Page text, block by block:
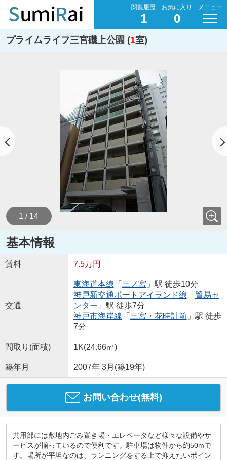
閲覧履歴
1
お気に入り
0
メニュー
プライムライフ三宮磯上公園 (1室)
1 / 14
基本情報
賃料 7.5万円
交通
東海道本線 「 三ノ宮 」駅 徒歩10分
神戸新交通ポートアイランド線 「 貿易セ
ンター 」駅 徒歩7分
神戸市海岸線 「 三宮・花時計前」駅 徒歩
7分
間取り(面積) 1K(24.66㎡)
築年月 2007年 3月(築19年)
お問い合わせ(無料)
共用部には敷地内ごみ置き場・エレベータなど様々な設備やサ
ービスが揃っているので便利です。駐車場は物件から約50mで
す。場所が平坦なのは、ランニングをする上で抑えたいポイン